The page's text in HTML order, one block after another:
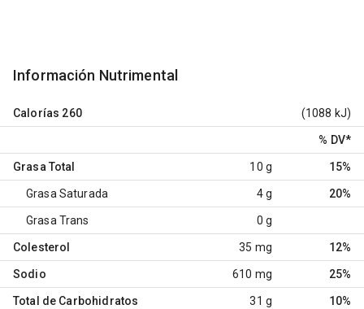
Información Nutrimental
Calorías 260 (1088 kJ)
% DV*
Grasa Total 10 g 15%
Grasa Saturada 4 g 20%
Grasa Trans 0 g
Colesterol 35 mg 12%
Sodio 610 mg 25%
Total de Carbohidratos 31 g 10%